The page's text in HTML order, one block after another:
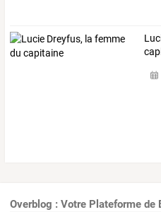
Overblog : Votre Plateforme